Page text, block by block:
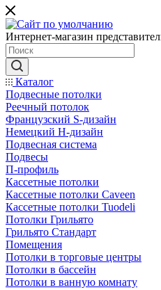
Интернет-магазин
Каталог
Подвесные потолки
Реечный потолок
Французский S-дизайн
Немецкий H-дизайн
Подвесная система
Подвесы
П-профиль
Кассетные потолки
Кассетные потолки Caveen
Кассетные потолки Tuodeli
Потолки Грильято
Грильято Стандарт
Помещения
Потолки в торговые центры
Потолки в бассейн
Потолки в ванную комнату